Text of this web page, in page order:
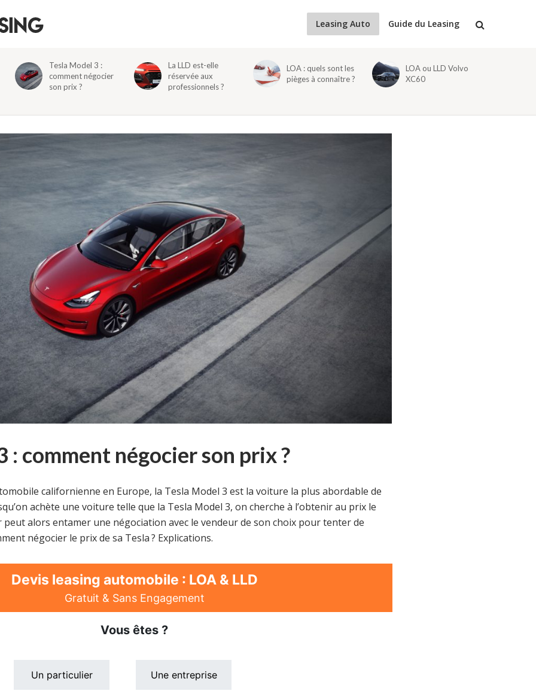
Leasing Auto Guide du Leasing
Tesla Model 3 :
comment négocier
son prix ?
La LLD est-elle
réservée aux
professionnels ?
LOA : quels sont les
pièges à connaître ?
LOA ou LLD Volvo
XC60
: comment négocier son prix ?
californienne en Europe, la Tesla Model 3 est la voiture la plus abordable de
achète une voiture telle que la Tesla Model 3, on cherche à l’obtenir au prix le
peut alors entamer une négociation avec le vendeur de son choix pour tenter de
négocier le prix de sa Tesla ? Explications.